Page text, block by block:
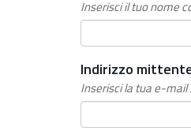
Inserisci il tuo nome
Indirizzo
Inserisci la tua e-